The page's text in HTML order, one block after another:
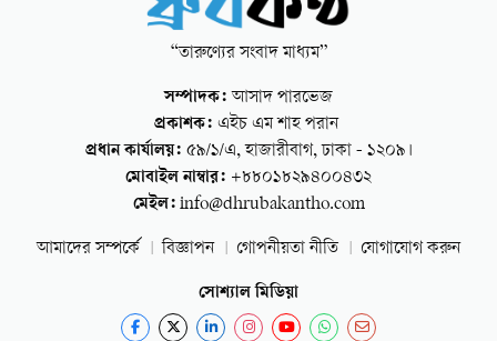
“তারুণ্যের সংবাদ মাধ্যম”
সম্পাদক:আসাদ পারভেজ
প্রকাশক: এইচ এম শাহ পরান
প্রধান কার্যালয়: ৫৯/১/এ, হাজারীবাগ, ঢাকা - ১২০৯।
মোবাইল নাম্বার: +৮৮০১৮২৯৪০০৪৩২
মেইল: info@dhrubakantho.com
আমাদের সম্পর্কে বিজ্ঞাপন গোপনীয়তা নীতি যোগাযোগ করুন
সোশ্যাল মিডিয়া